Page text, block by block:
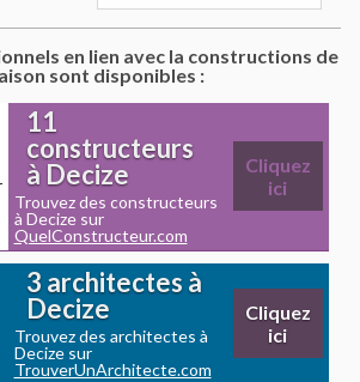
en lien avec la constructions de
sont disponibles :
11
constructeurs
à Decize
Trouvez des constructeurs
à Decize sur
QuelConstructeur.com
Cliquez
ici
3 architectes à
Decize
Trouvez des architectes à
Decize sur
TrouverUnArchitecte.com
Cliquez
ici